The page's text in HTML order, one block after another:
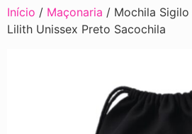
Início / Maçonaria / Mochila Sigilo
Lilith Unissex Preto Sacochila